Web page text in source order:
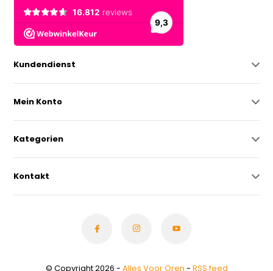
Kundendienst
Mein Konto
Kategorien
Kontakt
© Copyright 2026 - Alles Voor Oren - RSS feed